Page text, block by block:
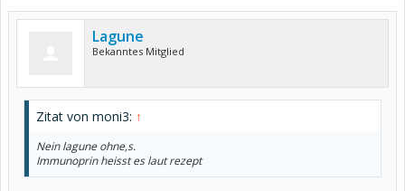
Lagune
Bekanntes Mitglied
Zitat von moni3: ↑
Nein lagune ohne,s.
Immunoprin heisst es laut rezept